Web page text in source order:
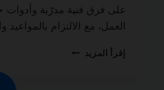
على فرق فنية مدرّبة وأدوات
العمل، مع الالتزام بالمواعيد
إقرأ المزيد شركة